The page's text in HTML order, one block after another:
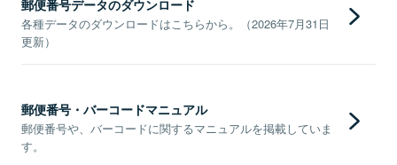
郵便番号データのダウンロード
各種データのダウンロードはこちらから。（2026年7月31日
更新）
郵便番号・バーコードマニュアル
郵便番号や、バーコードに関するマニュアルを掲載していま
す。